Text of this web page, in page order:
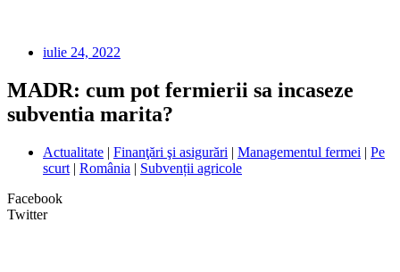
iulie 24, 2022
MADR: cum pot fermierii sa incaseze
subventia marita?
Actualitate | Finanţări şi asigurări | Managementul fermei | Pe
scurt | România | Subvenții agricole
Facebook
Twitter